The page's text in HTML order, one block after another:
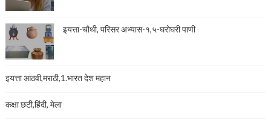
इयत्ता-चौथी, परिसर अभ्यास-१,५-घरोघरी पाणी
इयत्ता आठवी,मराठी,1.भारत देश महान
कक्षा छटी,हिंदी, मेला